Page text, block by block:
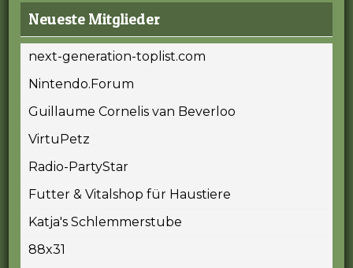
Neueste Mitglieder
next-generation-toplist.com
Nintendo.Forum
Guillaume Cornelis van Beverloo
VirtuPetz
Radio-PartyStar
Futter & Vitalshop für Haustiere
Katja's Schlemmerstube
88x31